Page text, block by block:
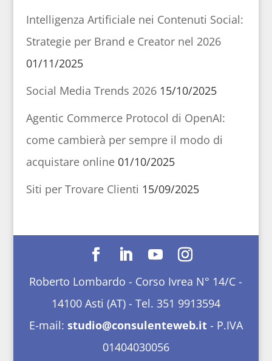
Intelligenza Artificiale nei Contenuti Social:
Strategie per Brand e Creator nel 2026
01/11/2025
Social Media Trends 2026 15/10/2025
Agentic Commerce Protocol di OpenAI:
come cambierà per sempre il modo di
acquistare online 01/10/2025
Siti per Trovare Clienti 15/09/2025
Roberto Lombardo - Corso Ivrea N° 14/C -
14100 Asti (AT) - Tel. 351 9913594
E-mail: studio@consulenteweb.it- P.IVA
01404030056